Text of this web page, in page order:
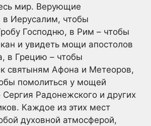
мир. Верующие
в Иерусалим, чтобы
Господню, в Рим – чтобы
и увидеть мощи апостолов
в Грецию – чтобы
к святыням Афона и Метеоров,
помолиться у мощей
Сергия Радонежского и других
Каждое из этих мест
духовной атмосферой,